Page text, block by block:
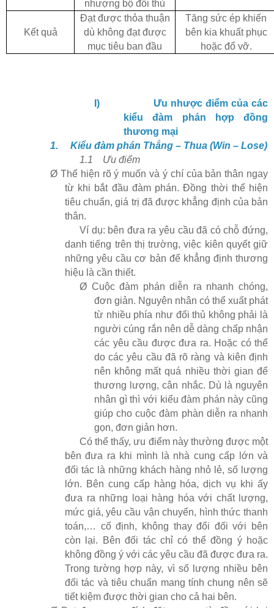
nhượng bộ đối thủ
Kết quả
Đạt được thỏa thuận
dù không đạt được
mục tiêu ban đầu
Tăng sức ép khiến
bên kia khuất phục
hoặc đổ vỡ.
I)
Ưu nhược điểm của các
kiểu đàm phán hợp đồng
thương mại
1.
Kiểu đàm phán Thắng – Thua (Win – Lose)
1.1
Ưu điểm
Ø Thể hiện rõ ý muốn và ý chí của bản thân ngay
từ khi bắt đầu đàm phán. Đồng thời thể hiện
tiêu chuẩn, giá trị đã được khẳng định của bản
thân.
Ví dụ: bên đưa ra yêu cầu đã có chỗ đứng,
danh tiếng trên thị trường, việc kiên quyết giữ
những yêu cầu cơ bản để khẳng định thương
hiệu là cần thiết.
Ø Cuộc đàm phán diễn ra nhanh chóng,
đơn giản. Nguyên nhân có thể xuất phát
từ nhiều phía như đối thủ không phải là
người cúng rắn nên dễ dàng chấp nhận
các yêu cầu được đưa ra. Hoặc có thể
do các yêu cầu đã rõ ràng và kiên định
nên không mất quá nhiều thời gian để
thương lượng, cân nhắc. Dù là nguyên
nhân gì thì với kiểu đàm phán này cũng
giúp cho cuộc đàm phàn diễn ra nhanh
gọn, đơn giản hơn.
Có thể thấy, ưu điểm này thường được một
bên đưa ra khi mình là nhà cung cấp lớn và
đối tác là những khách hàng nhỏ lẻ, số lượng
lớn. Bên cung cấp hàng hóa, dịch vụ khi ấy
đưa ra những loại hàng hóa với chất lượng,
mức giá, yêu cầu vận chuyển, hình thức thanh
toán,… cố định, không thay đổi đối với bên
còn lại. Bên đối tác chỉ có thể đồng ý hoặc
không đồng ý với các yêu cầu đã được đưa ra.
Trong tường hợp này, vì số lượng nhiều bên
đối tác và tiêu chuẩn mang tính chung nên sẽ
tiết kiệm được thời gian cho cả hai bên.